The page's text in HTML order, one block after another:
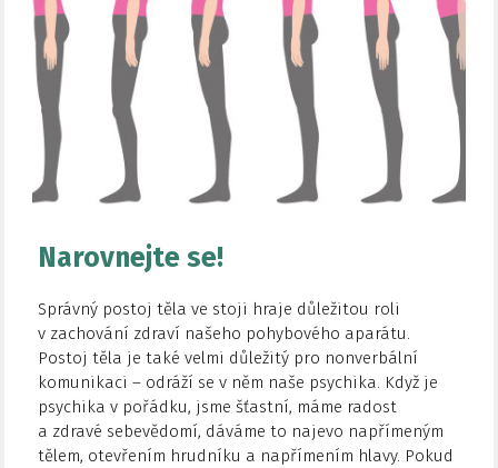
Narovnejte se!
Správný postoj těla ve stoji hraje důležitou roli
v zachování zdraví našeho pohybového aparátu.
Postoj těla je také velmi důležitý pro nonverbální
komunikaci – odráží se v něm naše psychika. Když je
psychika v pořádku, jsme šťastní, máme radost
a zdravé sebevědomí, dáváme to najevo napřímeným
tělem, otevřením hrudníku a napřímením hlavy. Pokud